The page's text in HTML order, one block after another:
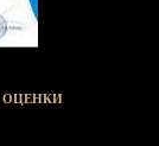
ОЦЕНКИ